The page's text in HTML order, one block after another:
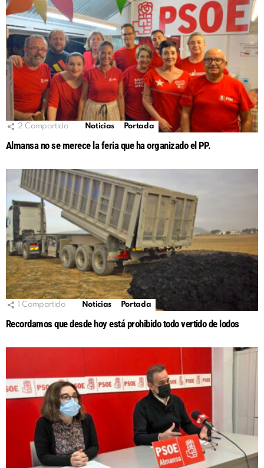
2 Compartido Noticias Portada
Almansa no se merece la feria que ha organizado el PP.
Compartido Noticias Portada
Recordamos que desde hoy está prohibido todo vertido de lodos